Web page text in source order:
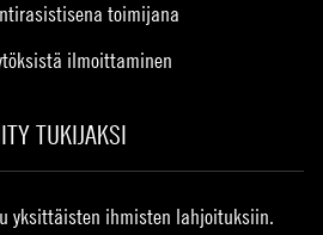
toimijana
ilmoittaminen
TUKIJAKSI
yksittäisten ihmisten lahjoituksiin.